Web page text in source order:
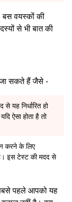
बस वयस्कों की
से भी बात की
जा सकते हैं जैसे -
यह निर्धारित हो
ऐसा होता है तो
करने के लिए
इस टेस्ट की मदद से
पहले आपको यह